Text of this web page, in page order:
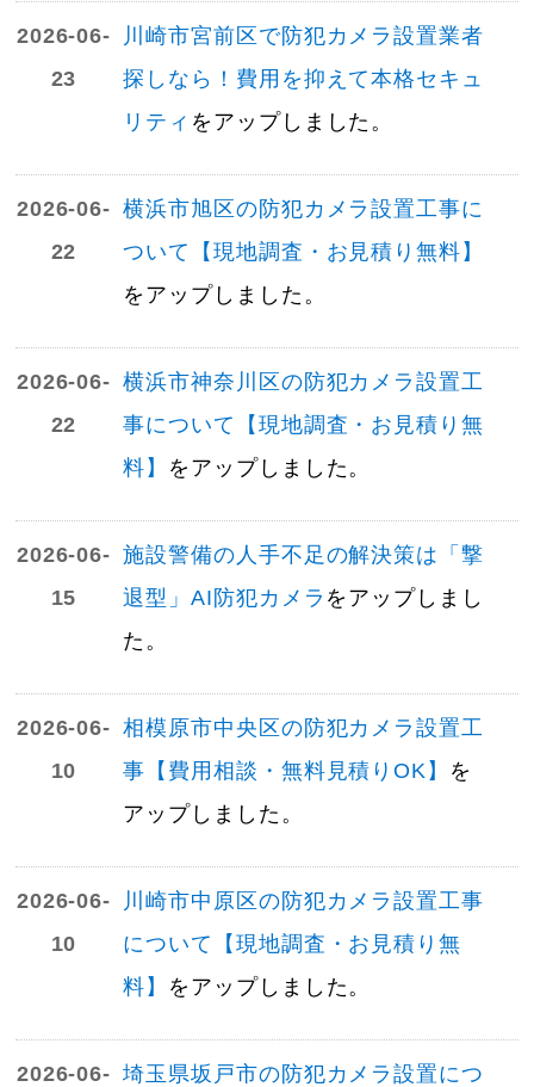
2026-06-
23
川崎市宮前区で防犯カメラ設置業者
探しなら！費用を抑えて本格セキュ
リティ をアップしました。
2026-06-
22
横浜市旭区の防犯カメラ設置工事に
ついて【現地調査・お見積り無料】
をアップしました。
2026-06-
22
横浜市神奈川区の防犯カメラ設置工
事について【現地調査・お見積り無
料】 をアップしました。
2026-06-
15
施設警備の人手不足の解決策は「撃
退型」AI防犯カメラ をアップしまし
た。
2026-06-
10
相模原市中央区の防犯カメラ設置工
事【費用相談・無料見積りOK】
を
アップしました。
2026-06-
10
川崎市中原区の防犯カメラ設置工事
について【現地調査・お見積り無
料】 をアップしました。
2026-06- 埼玉県坂戸市の防犯カメラ設置につ